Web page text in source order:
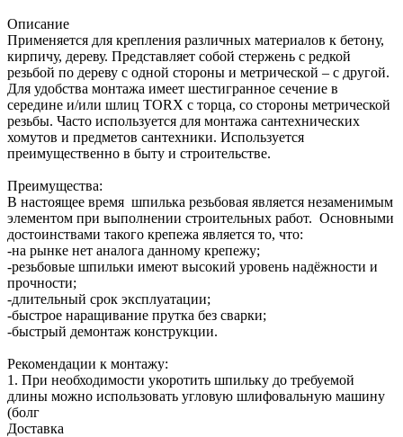
Описание
Применяется для крепления различных материалов к бетону,
кирпичу, дереву. Представляет собой стержень с редкой
резьбой по дереву с одной стороны и метрической – с другой.
Для удобства монтажа имеет шестигранное сечение в
середине и/или шлиц TORX с торца, со стороны метрической
резьбы. Часто используется для монтажа сантехнических
хомутов и предметов сантехники. Используется
преимущественно в быту и строительстве.
Преимущества:
В настоящее время шпилька резьбовая является незаменимым
элементом при выполнении строительных работ. Основными
достоинствами такого крепежа является то, что:
-на рынке нет аналога данному крепежу;
-резьбовые шпильки имеют высокий уровень надёжности и
прочности;
-длительный срок эксплуатации;
-быстрое наращивание прутка без сварки;
-быстрый демонтаж конструкции.
Рекомендации к монтажу:
1. При необходимости укоротить шпильку до требуемой
длины можно использовать угловую шлифовальную машину
(болг
Доставка